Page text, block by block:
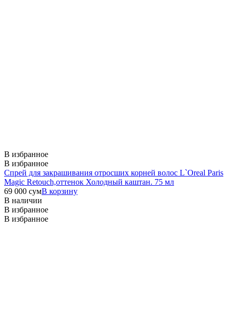
В избранное
В избранное
Спрей для закрашивания отросших корней волос L`Oreal Paris
Magic Retouch,оттенок Холодный каштан. 75 мл
69 000 сумВ корзину
В наличии
В избранное
В избранное